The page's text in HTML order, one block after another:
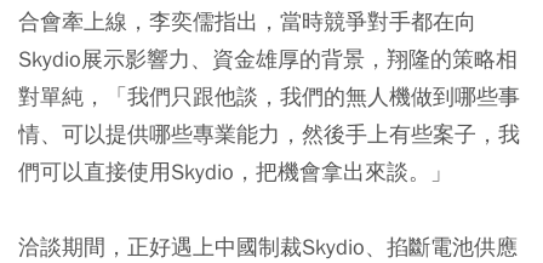
合會牽上線，李奕儒指出，當時競爭對手都在向
Skydio展示影響力、資金雄厚的背景，翔隆的策略相
對單純，「我們只跟他談，我們的無人機做到哪些事
情、可以提供哪些專業能力，然後手上有些案子，我
們可以直接使用Skydio，把機會拿出來談。」
洽談期間，正好遇上中國制裁Skydio、掐斷電池供應